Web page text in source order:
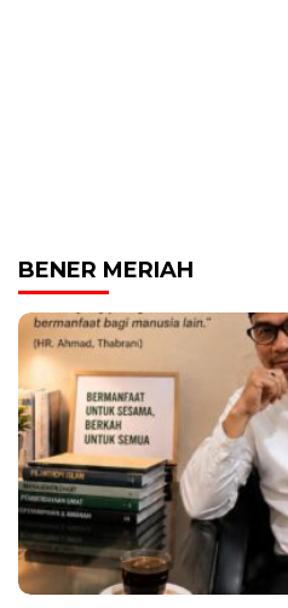
BENER MERIAH